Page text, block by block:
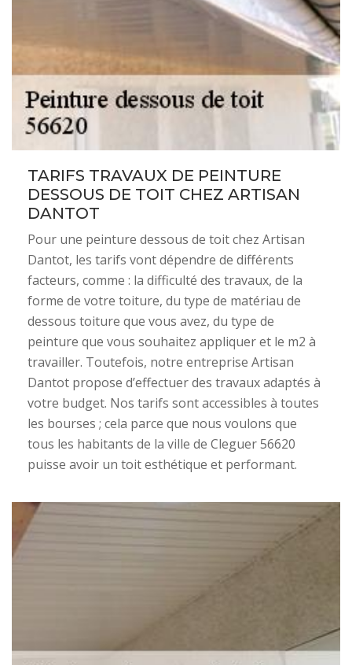
TARIFS TRAVAUX DE PEINTURE
DESSOUS DE TOIT CHEZ ARTISAN
DANTOT
Pour une peinture dessous de toit chez Artisan
Dantot, les tarifs vont dépendre de différents
facteurs, comme : la difficulté des travaux, de la
forme de votre toiture, du type de matériau de
dessous toiture que vous avez, du type de
peinture que vous souhaitez appliquer et le m2 à
travailler. Toutefois, notre entreprise Artisan
Dantot propose d’effectuer des travaux adaptés à
votre budget. Nos tarifs sont accessibles à toutes
les bourses ; cela parce que nous voulons que
tous les habitants de la ville de Cleguer 56620
puisse avoir un toit esthétique et performant.